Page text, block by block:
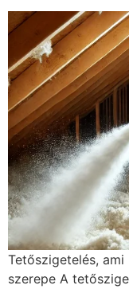
Tetőszigetelés,
szerepe A